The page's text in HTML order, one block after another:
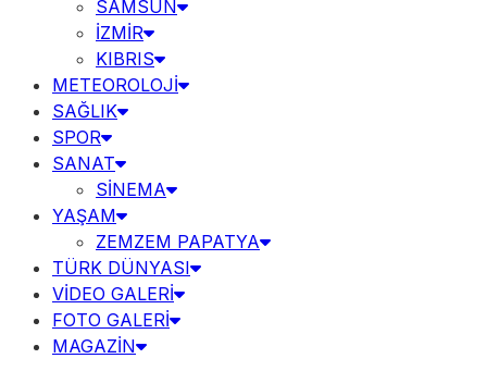
SAMSUN
İZMİR
KIBRIS
METEOROLOJİ
SAĞLIK
SPOR
SANAT
SİNEMA
YAŞAM
ZEMZEM PAPATYA
TÜRK DÜNYASI
VİDEO GALERİ
FOTO GALERİ
MAGAZİN